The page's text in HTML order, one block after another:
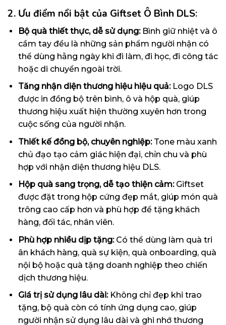
2. Ưu điểm nổi bật của Giftset Ô Bình DLS:
Bộ quà thiết thực, dễ sử dụng: Bình giữ nhiệt và ô
cầm tay đều là những sản phẩm người nhận có
thể dùng hằng ngày khi đi làm, đi học, đi công tác
hoặc di chuyển ngoài trời.
Tăng nhận diện thương hiệu hiệu quả: Logo DLS
được in đồng bộ trên bình, ô và hộp quà, giúp
thương hiệu xuất hiện thường xuyên hơn trong
cuộc sống của người nhận.
Thiết kế đồng bộ, chuyên nghiệp: Tone màu xanh
chủ đạo tạo cảm giác hiện đại, chỉn chu và phù
hợp với nhận diện thương hiệu DLS.
Hộp quà sang trọng, dễ tạo thiện cảm: Giftset
được đặt trong hộp cứng đẹp mắt, giúp món quà
trông cao cấp hơn và phù hợp để tặng khách
hàng, đối tác, nhân viên.
Phù hợp nhiều dịp tặng: Có thể dùng làm quà tri
ân khách hàng, quà sự kiện, quà onboarding, quà
nội bộ hoặc quà tặng doanh nghiệp theo chiến
dịch thương hiệu.
Giá trị sử dụng lâu dài: Không chỉ đẹp khi trao
tặng, bộ quà còn có tính ứng dụng cao, giúp
người nhận sử dụng lâu dài và ghi nhớ thương